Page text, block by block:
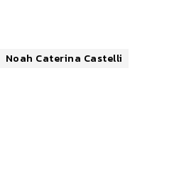
Noah Caterina Castelli